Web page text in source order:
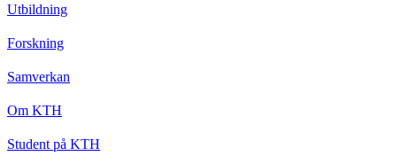
Utbildning
Forskning
Samverkan
Om KTH
Student på KTH